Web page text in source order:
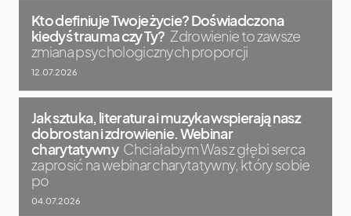
Kto definiuje Twoje życie? Doświadczona
kiedyś trauma czy Ty? Zdrowienie to zawsze
zmiana psychologicznych proporcji
12.07.2026
Jak sztuka, literatura i muzyka wspierają nasz
dobrostan i zdrowienie. Webinar
charytatywny Chciałabym Was z głębi serca
zaprosić na webinar charytatywny, który sobie
po
04.07.2026